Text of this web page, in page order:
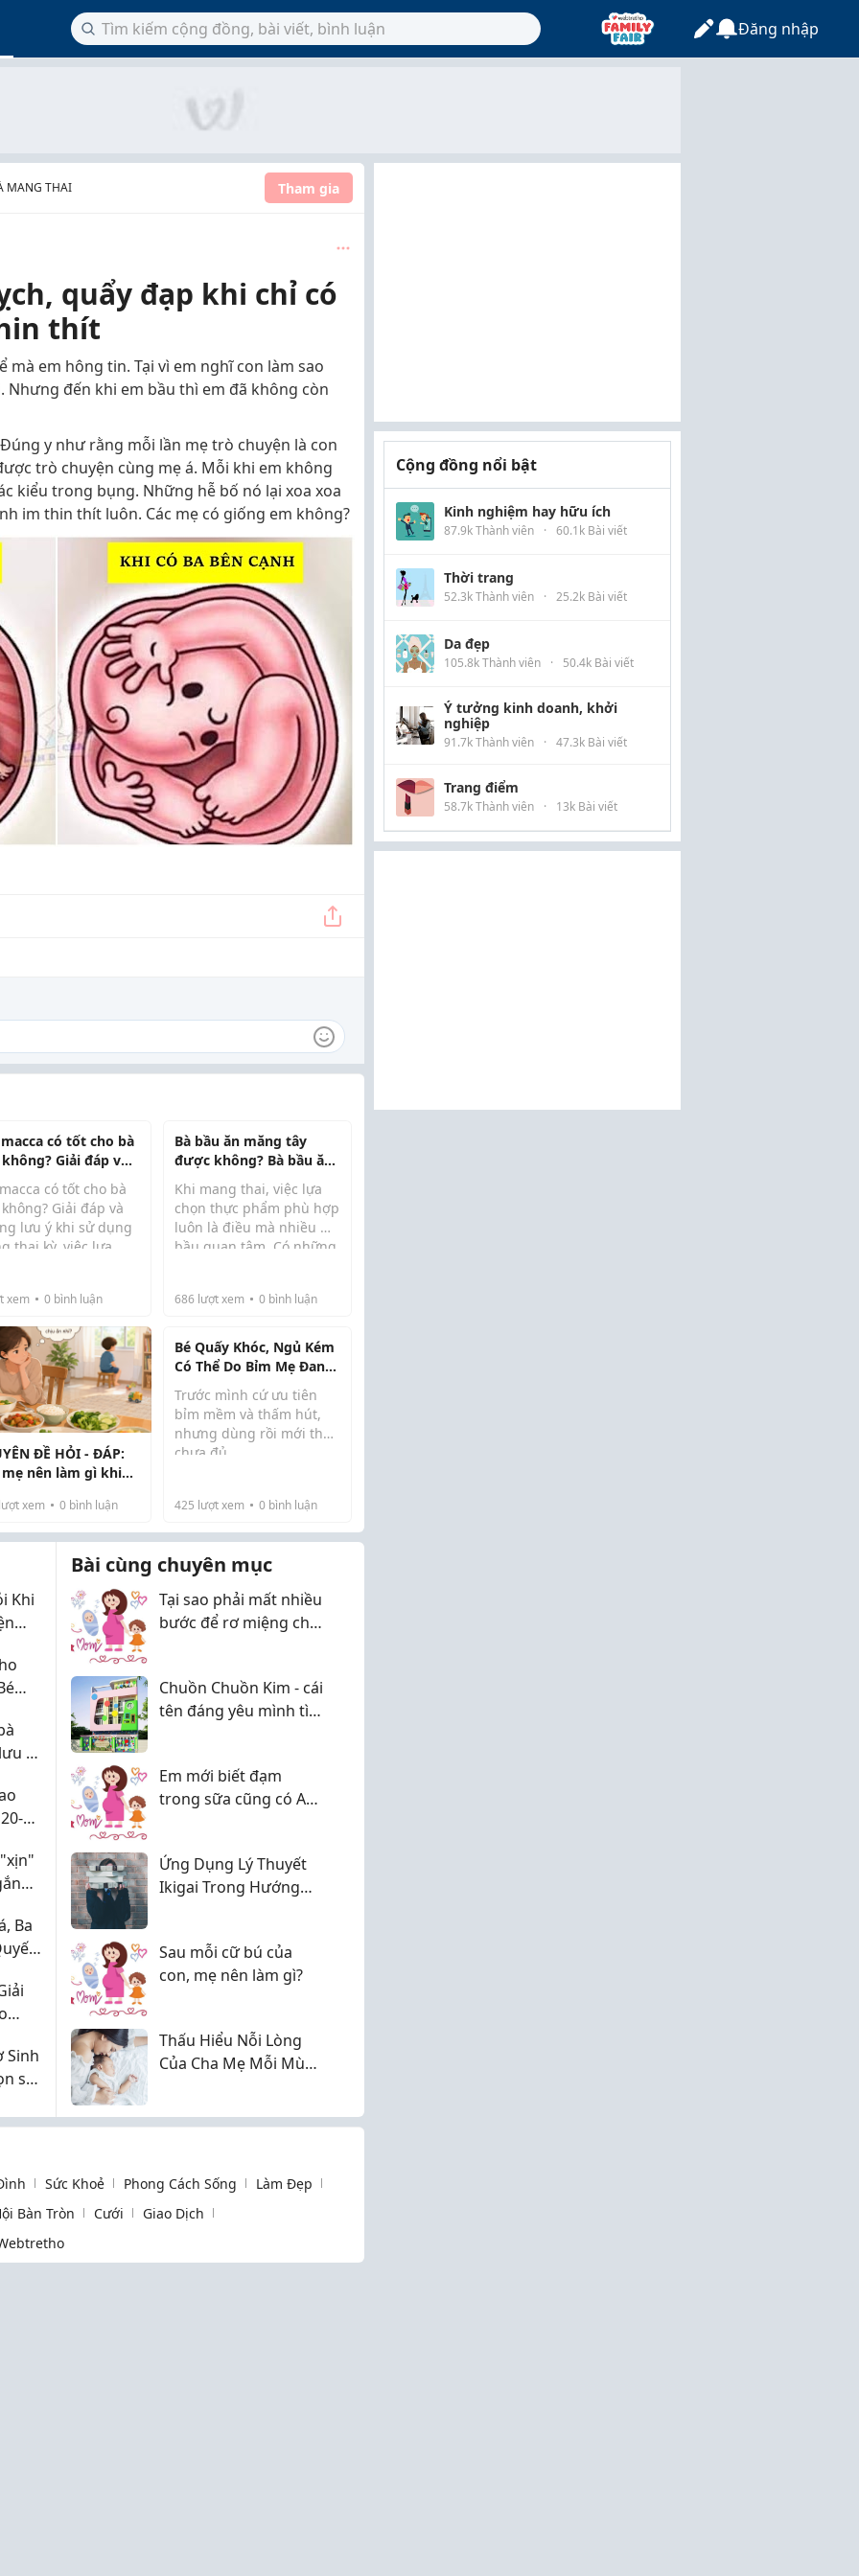
Đăng nhập
MANG THAI Tham gia
quẩy đạp khi chỉ có
thít
mà em hông tin. Tại vì em nghĩ con làm sao
Nhưng đến khi em bầu thì em đã không còn
y như rằng mỗi lần mẹ trò chuyện là con
trò chuyện cùng mẹ á. Mỗi khi em không
kiểu trong bụng. Những hễ bố nó lại xoa xoa
im thin thít luôn. Các mẹ có giống em không?
có tốt cho bà
Giải đáp và
lưu ý khi sử
có tốt cho bà
Giải đáp và
lưu ý khi sử dụng
thai kỳ, việc lựa
tâm. Bên cạnh thịt,
sữa, rau xanh
cây,...
xem 0 bình luận
Bà bầu ăn măng tây
được không? Bà bầu ăn
củ kiệu được không?
Giải đáp cho thực đơn
của mẹ bầu
Khi mang thai, việc lựa
chọn thực phẩm phù hợp
luôn là điều mà nhiều mẹ
bầu quan tâm. Có những
đình nhưng khi mang
người băn khoăn khôn...
686lượt xem 0bình luận
ĐỀ HỎI - ĐÁP:
mẹ nên làm gì khi
mỗi khi ngửi thấy
ăn lạ?
lượt xem 0 bình luận
Bé Quấy Khóc, Ngủ Kém
Có Thể Do Bỉm Mẹ Đang
Dùng
Trước mình cứ ưu tiên
bỉm mềm và thấm hút,
nhưng dùng rồi mới thấy
chưa đủ
dễ chịu hẳn, ngủ cũng
Mẹ nào đang tìm hiểu thì
có thể tham khảo bài ...
425 lượt xem 0bình luận
Khi
ý
Ba
Sinh
số
Bài cùng chuyên mục
Tại sao phải mất nhiều
bước để rơ miệng cho
Chuồn Chuồn Kim - cái
tên đáng yêu mình tìm
Em mới biết đạm
trong sữa cũng có A1
Ứng Dụng Lý Thuyết
Ikigai Trong Hướng
Sau mỗi cữ bú của
con, mẹ nên làm gì?
Thấu Hiểu Nỗi Lòng
Của Cha Mẹ Mỗi Mùa
Sức Khoẻ Phong Cách Sống
Làm Đẹp
Bàn Tròn Cưới
Giao Dịch
Cộng đồng nổi bật
Kinh nghiệm hay hữu ích
87.9k Thành viên · 60.1k Bài viết
Thời trang
52.3k Thành viên · 25.2k Bài viết
Da đẹp
105.8k Thành viên · 50.4k Bài viết
Ý tưởng kinh doanh, khởi
nghiệp
91.7k Thành viên · 47.3k Bài viết
Trang điểm
58.7k Thành viên · 13k Bài viết